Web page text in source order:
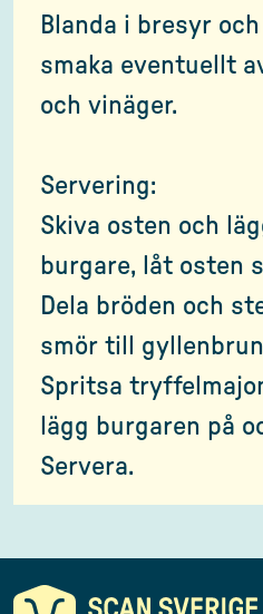
Blanda i bresyr
smaka eventuellt
och vinäger.
Servering:
Skiva osten och
burgare, låt osten
Dela bröden och
smör till
Spritsa
lägg burgaren på
Servera.